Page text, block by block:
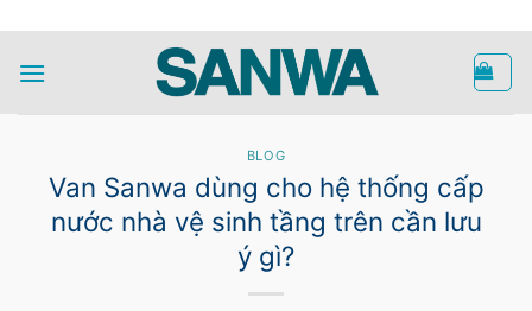
nội
BLOG
Van Sanwa dùng cho hệ thống cấp
nước nhà vệ sinh tầng trên cần lưu
ý gì?